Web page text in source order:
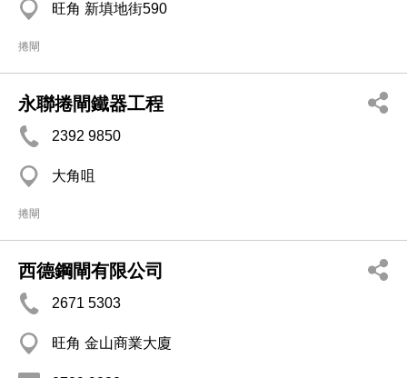
旺角 新填地街590
捲閘
永聯捲閘鐵器工程
2392 9850
大角咀
捲閘
西德鋼閘有限公司
2671 5303
旺角 金山商業大廈